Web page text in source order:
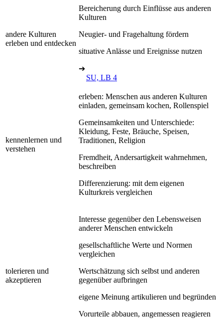
andere Kulturen
erleben und entdecken
Bereicherung durch Einflüsse aus anderen
Kulturen
Neugier- und Fragehaltung fördern
situative Anlässe und Ereignisse nutzen
➔
SU, LB 4
kennenlernen und
verstehen
erleben: Menschen aus anderen Kulturen
einladen, gemeinsam kochen, Rollenspiel
Gemeinsamkeiten und Unterschiede:
Kleidung, Feste, Bräuche, Speisen,
Traditionen, Religion
Fremdheit, Andersartigkeit wahrnehmen,
beschreiben
Differenzierung: mit dem eigenen
Kulturkreis vergleichen
tolerieren und
akzeptieren
Interesse gegenüber den Lebensweisen
anderer Menschen entwickeln
gesellschaftliche Werte und Normen
vergleichen
Wertschätzung sich selbst und anderen
gegenüber aufbringen
eigene Meinung artikulieren und begründen
Vorurteile abbauen, angemessen reagieren